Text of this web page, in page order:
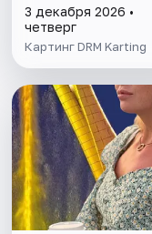
3 декабря 2026 •
четверг
Картинг DRM Karting